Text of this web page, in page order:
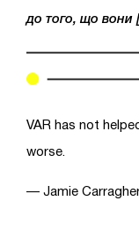
до того, що вони
VAR has not
worse.
— Jamie Carragher